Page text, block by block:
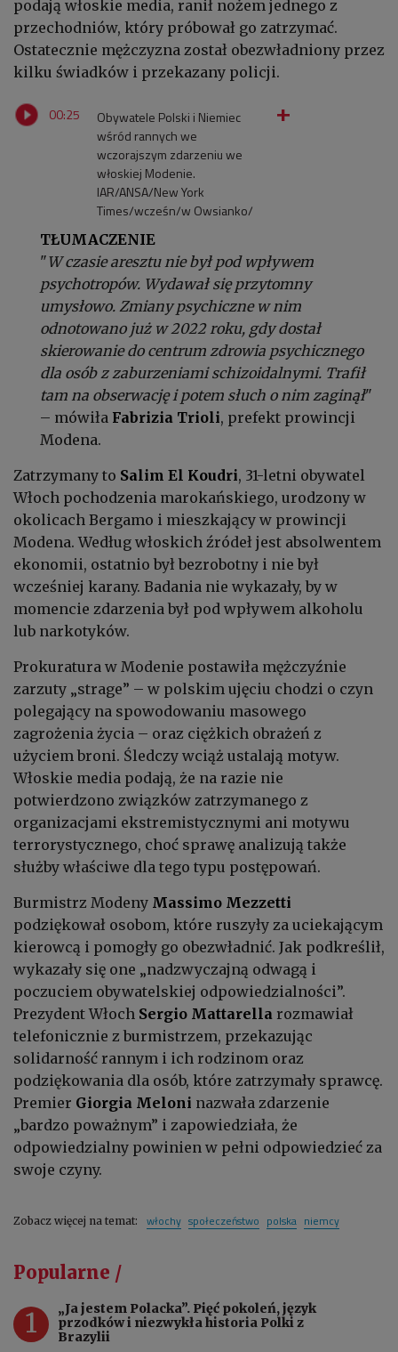
podają włoskie media, ranił nożem jednego z
przechodniów, który próbował go zatrzymać.
Ostatecznie mężczyzna został obezwładniony przez
kilku świadków i przekazany policji.
00:25
Obywatele Polski i Niemiec
wśród rannych we
wczorajszym zdarzeniu we
włoskiej Modenie.
IAR/ANSA/New York
Times/wcześn/w Owsianko/
TŁUMACZENIE
"W czasie aresztu nie był pod wpływem
psychotropów. Wydawał się przytomny
umysłowo. Zmiany psychiczne w nim
odnotowano już w 2022 roku, gdy dostał
skierowanie do centrum zdrowia psychicznego
dla osób z zaburzeniami schizoidalnymi. Trafił
tam na obserwację i potem słuch o nim zaginął"
– mówiła Fabrizia Trioli, prefekt prowincji
Modena.
Zatrzymany to Salim El Koudri, 31-letni obywatel
Włoch pochodzenia marokańskiego, urodzony w
okolicach Bergamo i mieszkający w prowincji
Modena. Według włoskich źródeł jest absolwentem
ekonomii, ostatnio był bezrobotny i nie był
wcześniej karany. Badania nie wykazały, by w
momencie zdarzenia był pod wpływem alkoholu
lub narkotyków.
Prokuratura w Modenie postawiła mężczyźnie
zarzuty „strage” – w polskim ujęciu chodzi o czyn
polegający na spowodowaniu masowego
zagrożenia życia – oraz ciężkich obrażeń z
użyciem broni. Śledczy wciąż ustalają motyw.
Włoskie media podają, że na razie nie
potwierdzono związków zatrzymanego z
organizacjami ekstremistycznymi ani motywu
terrorystycznego, choć sprawę analizują także
służby właściwe dla tego typu postępowań.
Burmistrz Modeny Massimo Mezzetti
podziękował osobom, które ruszyły za uciekającym
kierowcą i pomogły go obezwładnić. Jak podkreślił,
wykazały się one „nadzwyczajną odwagą i
poczuciem obywatelskiej odpowiedzialności”.
Prezydent Włoch Sergio Mattarella rozmawiał
telefonicznie z burmistrzem, przekazując
solidarność rannym i ich rodzinom oraz
podziękowania dla osób, które zatrzymały sprawcę.
Premier Giorgia Meloni nazwała zdarzenie
„bardzo poważnym” i zapowiedziała, że
odpowiedzialny powinien w pełni odpowiedzieć za
swoje czyny.
Zobacz więcej na temat: włochy społeczeństwo polska niemcy
Popularne /
1
„Ja jestem Polacka”. Pięć pokoleń, język
przodków i niezwykła historia Polki z
Brazylii